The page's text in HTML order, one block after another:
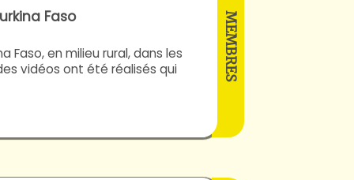
Faso
Faso, en milieu rural, dans les
vidéos ont été réalisés qui
MEMBRES